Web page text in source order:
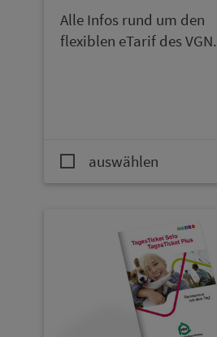
Alle Infos rund um den
flexiblen eTarif des VGN.
auswählen